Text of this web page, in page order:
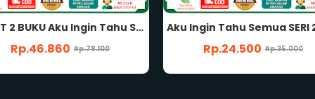
Aku Ingin Tahu Semua SERI 2 Mengenal Dunia Hewan ARAFAH KIDS Hirzul Amani
Rp.24.500 Rp.35.000 Rp.45.000 Rp.75.000